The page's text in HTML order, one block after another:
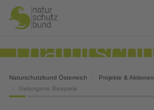
Naturschutzbund Österreich Projekte & Aktionen
Gelungene Beispiele